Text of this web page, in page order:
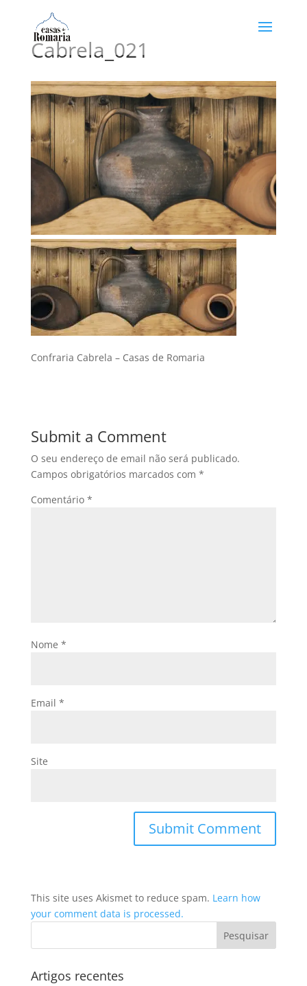
Cabrela_021
Confraria Cabrela – Casas de Romaria
Submit a Comment
O seu endereço de email não será publicado.
Campos obrigatórios marcados com *
Comentário *
Nome *
Email *
Site
This site uses Akismet to reduce spam. Learn how
your comment data is processed.
Artigos recentes